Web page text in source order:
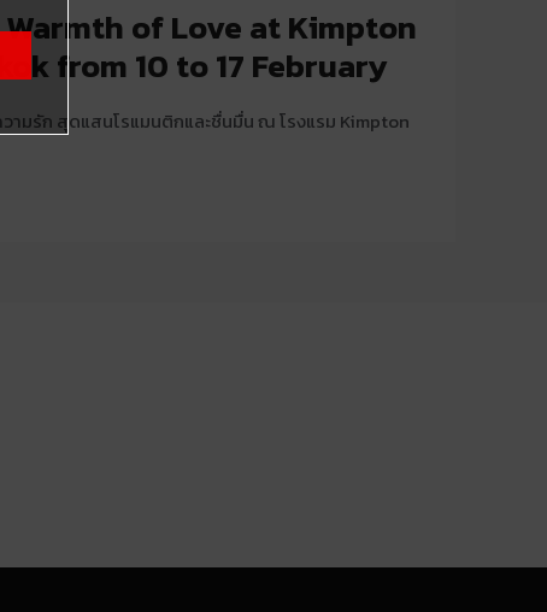
of Love at Kimpton
from 10 to 17 February
ามรัก สุดแสนโรแมนติกและชื่นมื่น ณ โรงแรม Kimpton